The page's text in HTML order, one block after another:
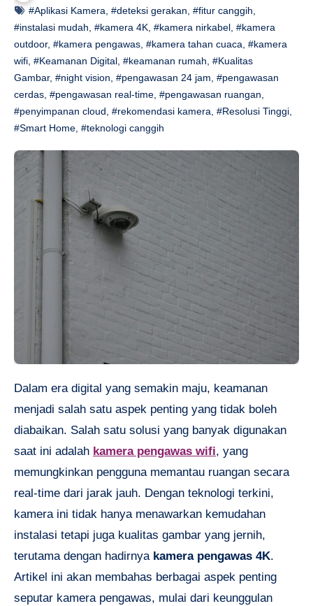
#Aplikasi Kamera, #deteksi gerakan, #fitur canggih,
#instalasi mudah, #kamera 4K, #kamera nirkabel, #kamera
outdoor, #kamera pengawas, #kamera tahan cuaca, #kamera
wifi, #Keamanan Digital, #keamanan rumah, #Kualitas
Gambar, #night vision, #pengawasan 24 jam, #pengawasan
cerdas, #pengawasan real-time, #pengawasan ruangan,
#penyimpanan cloud, #rekomendasi kamera, #Resolusi Tinggi,
#Smart Home, #teknologi canggih
Dalam era digital yang semakin maju, keamanan
menjadi salah satu aspek penting yang tidak boleh
diabaikan. Salah satu solusi yang banyak digunakan
saat ini adalah kamera pengawas wifi, yang
memungkinkan pengguna memantau ruangan secara
real-time dari jarak jauh. Dengan teknologi terkini,
kamera ini tidak hanya menawarkan kemudahan
instalasi tetapi juga kualitas gambar yang jernih,
terutama dengan hadirnya kamera pengawas 4K.
Artikel ini akan membahas berbagai aspek penting
seputar kamera pengawas, mulai dari keunggulan